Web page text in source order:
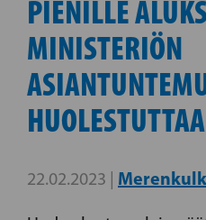
PIENILLE
MINISTERIÖN
HUOLESTUTTAA
22.02.2023 |